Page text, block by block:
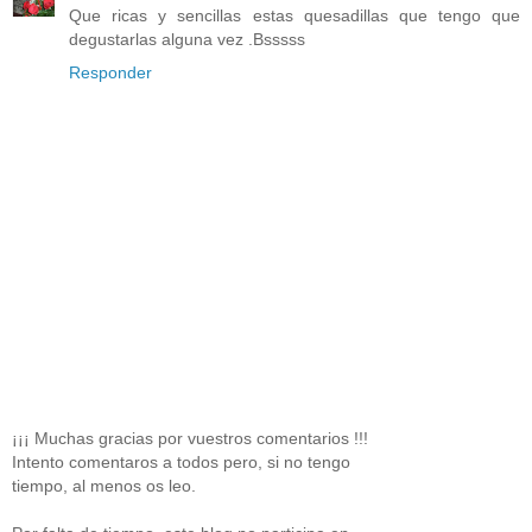
Que ricas y sencillas estas quesadillas que tengo que
degustarlas alguna vez .Bsssss
Responder
¡¡¡ Muchas gracias por vuestros comentarios !!!
Intento comentaros a todos pero, si no tengo
tiempo, al menos os leo.